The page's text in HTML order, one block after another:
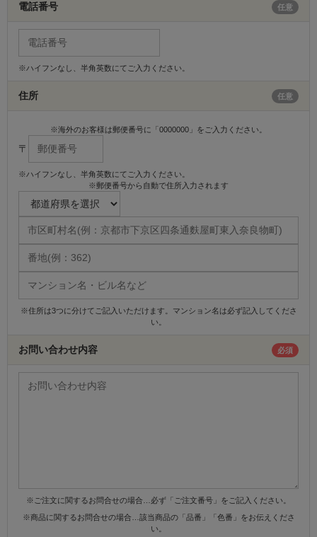
電話番号 任意
※ハイフンなし、半角英数にてご入力ください。
住所 任意
※海外のお客様は郵便番号に「0000000」をご入力ください。
〒
※ハイフンなし、半角英数にてご入力ください。
※郵便番号から自動で住所入力されます
※住所は3つに分けてご記入いただけます。マンション名は必ず記入してくださ
い。
お問い合わせ内容 必須
※ご注文に関するお問合せの場合…必ず「ご注文番号」をご記入ください。
※商品に関するお問合せの場合…該当商品の「品番」「色番」をお伝えくださ
い。